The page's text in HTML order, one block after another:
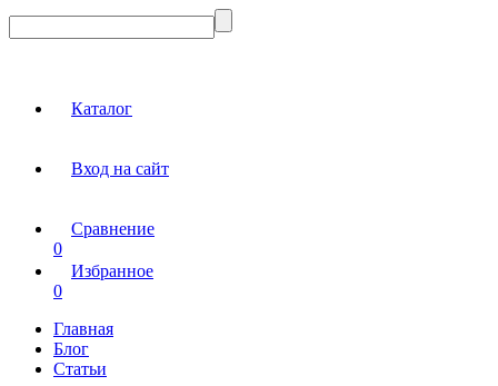
Каталог
Вход на сайт
Сравнение
0
Избранное
0
Главная
Блог
Статьи